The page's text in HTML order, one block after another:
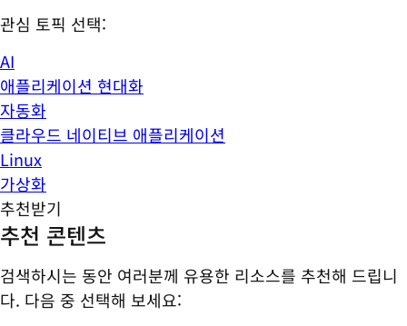
관심 토픽 선택:
AI
애플리케이션 현대화
자동화
클라우드 네이티브 애플리케이션
Linux
가상화
추천받기
추천 콘텐츠
검색하시는 동안 여러분께 유용한 리소스를 추천해 드립니
다. 다음 중 선택해 보세요: